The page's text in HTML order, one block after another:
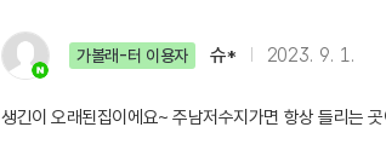
가볼래-터 이용자 슈* 2023. 9. 1.
생긴이 오래된집이에요~ 주남저수지가면 항상 들리는